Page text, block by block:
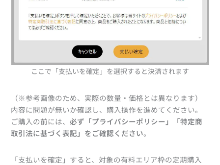
ここで「支払いを確定」を選択すると決済されます
（※参考画像のため、実際の数量・価格とは異なります）
内容に問題が無いか確認し、購入操作を進めてください。
ご購入の前には、必ず「プライバシーポリシー」「特定商
取引法に基づく表記」をご確認ください。
「支払いを確定」すると、対象の有料エリア枠の定期購入